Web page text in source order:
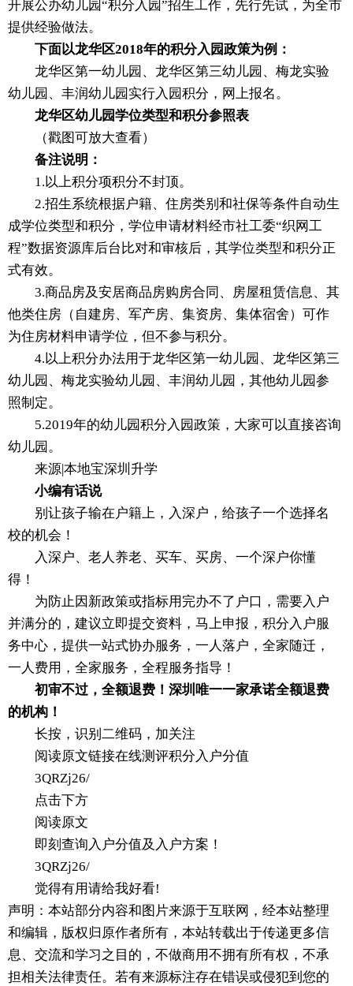
开展公办幼儿园“积分入园”招生工作，先行先试，为全市
提供经验做法。
下面以龙华区2018年的积分入园政策为例：
龙华区第一幼儿园、龙华区第三幼儿园、梅龙实验
幼儿园、丰润幼儿园实行入园积分，网上报名。
龙华区幼儿园学位类型和积分参照表
（戳图可放大查看）
备注说明：
1.以上积分项积分不封顶。
2.招生系统根据户籍、住房类别和社保等条件自动生
成学位类型和积分，学位申请材料经市社工委“织网工
程”数据资源库后台比对和审核后，其学位类型和积分正
式有效。
3.商品房及安居商品房购房合同、房屋租赁信息、其
他类住房（自建房、军产房、集资房、集体宿舍）可作
为住房材料申请学位，但不参与积分。
4.以上积分办法用于龙华区第一幼儿园、龙华区第三
幼儿园、梅龙实验幼儿园、丰润幼儿园，其他幼儿园参
照制定。
5.2019年的幼儿园积分入园政策，大家可以直接咨询
幼儿园。
来源|本地宝深圳升学
小编有话说
别让孩子输在户籍上，入深户，给孩子一个选择名
校的机会！
入深户、老人养老、买车、买房、一个深户你懂
得！
为防止因新政策或指标用完办不了户口，需要入户
并满分的，建议立即提交资料，马上申报，积分入户服
务中心，提供一站式协办服务，一人落户，全家随迁，
一人费用，全家服务，全程服务指导！
初审不过，全额退费！深圳唯一一家承诺全额退费
的机构！
长按，识别二维码，加关注
阅读原文链接在线测评积分入户分值
3QRZj26/
点击下方
阅读原文
即刻查询入户分值及入户方案！
3QRZj26/
觉得有用请给我好看!
声明：本站部分内容和图片来源于互联网，经本站整理
和编辑，版权归原作者所有，本站转载出于传递更多信
息、交流和学习之目的，不做商用不拥有所有权，不承
担相关法律责任。若有来源标注存在错误或侵犯到您的